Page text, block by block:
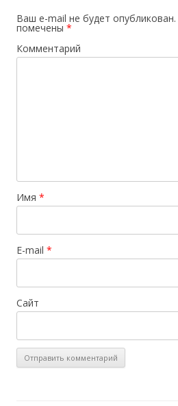
Ваш e-mail не будет опубликован.
помечены *
Комментарий
Имя *
E-mail *
Сайт